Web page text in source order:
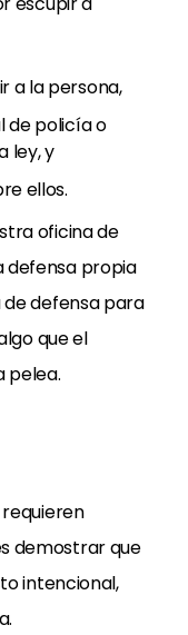
a la persona,
de policía o
ley, y
ellos.
oficina de
defensa propia
defensa para
que el
pelea.
demostrar que
intencional,